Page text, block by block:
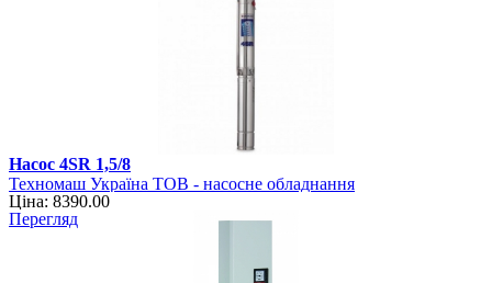
Насос 4SR 1,5/8
Техномаш Україна ТОВ - насосне обладнання
Ціна: 8390.00
Перегляд